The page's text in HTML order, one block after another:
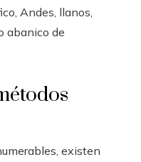
Andes, llanos,
abanico de
existen